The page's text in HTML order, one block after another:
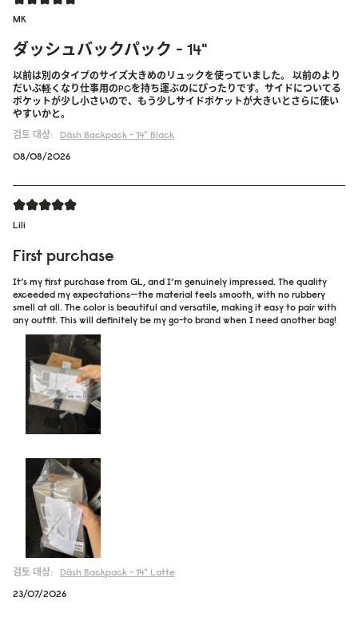
MK
ダッシュバックパック - 14"
以前は別のタイプのサイズ大きめのリュックを使っていました。 以前のより
だいぶ軽くなり仕事用のPCを持ち運ぶのにぴったりです。サイドについてる
ポケットが少し小さいので、もう少しサイドポケットが大きいとさらに使い
やすいかと。
검토 대상:
Däsh Backpack - 14" Black
08/08/2026
Lili
First purchase
It’s my first purchase from GL, and I’m genuinely impressed. The quality
exceeded my expectations—the material feels smooth, with no rubbery
smell at all. The color is beautiful and versatile, making it easy to pair with
any outfit. This will definitely be my go-to brand when I need another bag!
검토 대상: Däsh Backpack - 14" Latte
23/07/2026